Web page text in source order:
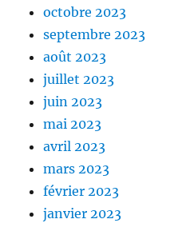
octobre 2023
septembre 2023
août 2023
juillet 2023
juin 2023
mai 2023
avril 2023
mars 2023
février 2023
janvier 2023